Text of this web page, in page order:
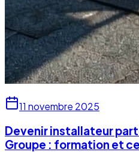
11 novembre 2025
Devenir installateur
Groupe : formation et